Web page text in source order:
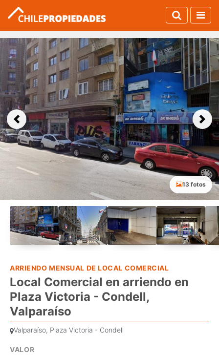
Previous Next
13 fotos
ARRIENDO MENSUAL DE LOCAL COMERCIAL
Local Comercial en arriendo en
Plaza Victoria - Condell,
Valparaíso
Valparaíso, Plaza Victoria - Condell
VALOR